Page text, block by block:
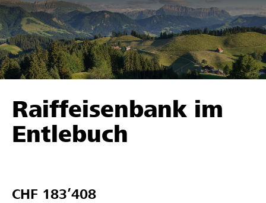
Sostenere
Aiuto & supporto
Trova progetti e organizzazioni
Inizia ora
Raiffeisenbank im
Entlebuch
CHF 183’408